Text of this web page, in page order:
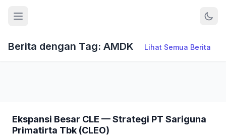
Berita dengan Tag: AMDK Lihat Semua Berita
Ekspansi Besar CLE — Strategi PT Sariguna
Primatirta Tbk (CLEO)